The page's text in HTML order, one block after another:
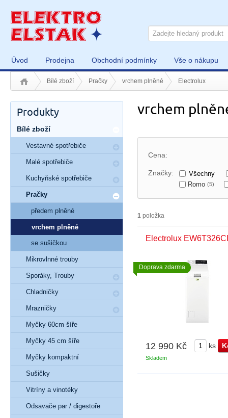
Úvod Prodejna Obchodní podmínky Vše o nákupu
Bílé zboží Pračky vrchem plněné Electrolux
vrchem
Cena:
Značky:
Všechny
Romo (5)
1 položka
Electrolux EW6T326CI
12 990 Kč ks
Skladem
Doprava zdarma
Produkty
Bílé zboží
Vestavné spotřebiče
Malé spotřebiče
Kuchyňské spotřebiče
Pračky
předem plněné
vrchem plněné
se sušičkou
Mikrovlnné trouby
Sporáky, Trouby
Chladničky
Mrazničky
Myčky 60cm šíře
Myčky 45 cm šíře
Myčky kompaktní
Sušičky
Vitríny a vinotéky
Odsavače par / digestoře